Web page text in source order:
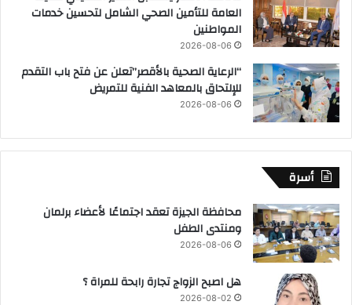
العامة للتأمين الصحي الشامل لتحسين خدمات
المواطنين
2026-08-06
“الرعاية الصحية بالأقصر”تعلن عن فتح باب التقدم
للإلتحاق بالمعاهد الفنية للتمريض
2026-08-06
أسرة
محافظة الجيزة تعقد اجتماعًا لأعضاء برلمان
ومنتدى الطفل
2026-08-06
هل اصبح الزواج تجارة رابحة للمراة ؟
2026-08-02